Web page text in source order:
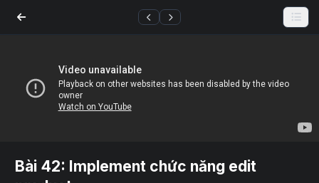
Bài 42: Implement chức năng edit